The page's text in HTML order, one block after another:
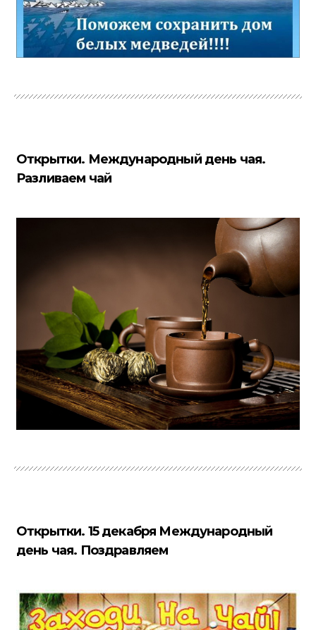
Открытки. Международный день чая.
Разливаем чай
Открытки. 15 декабря Международный
день чая. Поздравляем